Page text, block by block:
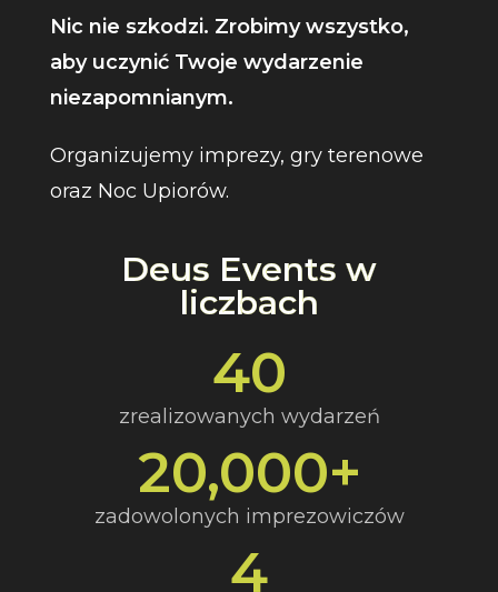
Nic nie szkodzi. Zrobimy wszystko,
aby uczynić Twoje wydarzenie
niezapomnianym.
Organizujemy imprezy, gry terenowe
oraz Noc Upiorów.
Deus Events w
liczbach
40
zrealizowanych wydarzeń
20,000+
zadowolonych imprezowiczów
4